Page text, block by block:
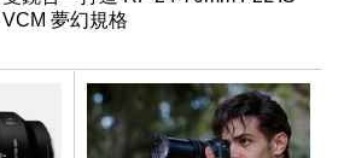
VCM 夢幻規格